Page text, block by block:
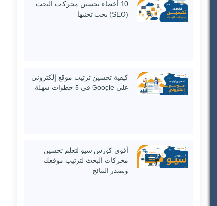
10 أخطاء تحسين محركات البحث
كيفية تحسين ترتيب موقع إلكتروني
على Google في 5 خطوات سهلة
أقوى كورس سيو لتعلم تحسين
محركات البحث لترتيب موقعك
وتصدر النتائج